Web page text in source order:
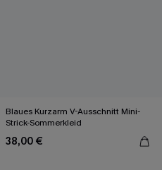
Blaues Kurzarm V-Ausschnitt Mini-
Strick-Sommerkleid
38,00 €